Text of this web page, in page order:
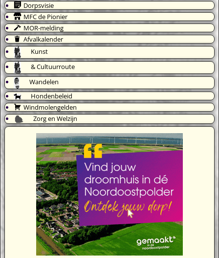
Dorpsvisie
MFC de Pionier
MOR-melding
Afvalkalender
Kunst
& Cultuurroute
Wandelen
Hondenbeleid
Windmolengelden
Zorg en Welzijn